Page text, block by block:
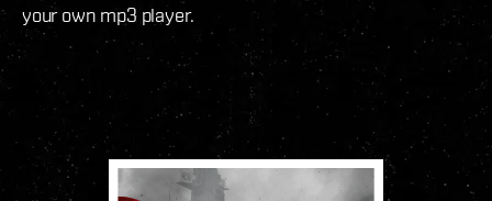
your own mp3 player.